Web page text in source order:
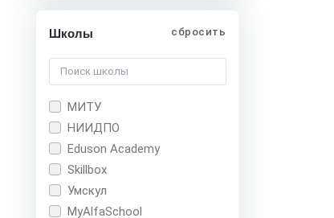
Школы сбросить
МИТУ
НИИДПО
Eduson Academy
Skillbox
Умскул
MyAlfaSchool